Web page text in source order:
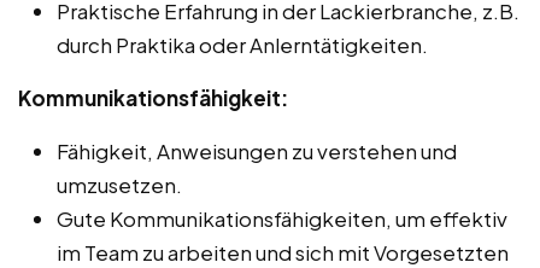
Praktische Erfahrung in der Lackierbranche, z.B.
durch Praktika oder Anlerntätigkeiten.
Kommunikationsfähigkeit:
Fähigkeit, Anweisungen zu verstehen und
umzusetzen.
Gute Kommunikationsfähigkeiten, um effektiv
im Team zu arbeiten und sich mit Vorgesetzten